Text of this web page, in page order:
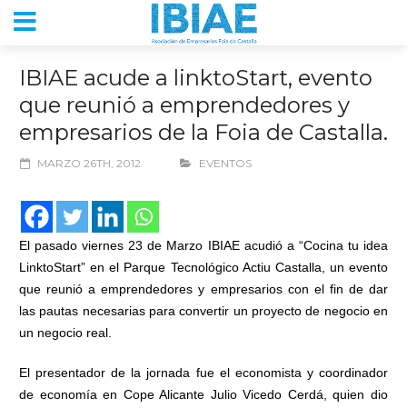
IBIAE acude a linktoStart, evento
que reunió a emprendedores y
empresarios de la Foia de Castalla.
MARZO 26TH, 2012 EVENTOS
El pasado viernes 23 de Marzo IBIAE acudió a “Cocina tu idea
LinktoStart” en el Parque Tecnológico Actiu Castalla, un evento
que reunió a emprendedores y empresarios con el fin de dar
las pautas necesarias para convertir un proyecto de negocio en
un negocio real.
El presentador de la jornada fue el economista y coordinador
de economía en Cope Alicante Julio Vicedo Cerdá, quien dio